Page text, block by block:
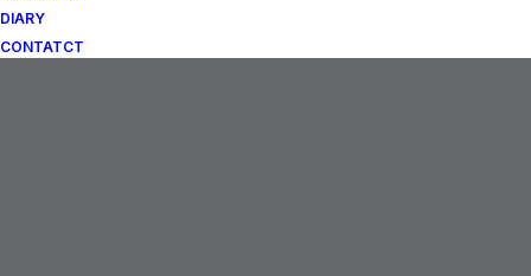
DIARY
CONTATCT